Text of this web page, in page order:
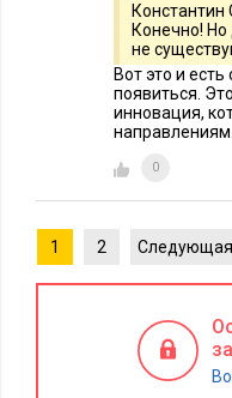
рассчитать
и реализации
образование это
сказывается на их
проектов, таких, как
вестись и
России, которая
залежей полезных
восточной Азии
товара,
Конечно! Но
не
Вот это и
появиться.
инновация,
направлениям.
0
1 2 Следующая